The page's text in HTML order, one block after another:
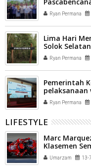
Ryan Permana
Lima Hari
Solok
Ryan Permana
Pemerintah
pelaksanaan
(HPV) bagi
masyarakat
Ryan Permana
LIFESTYLE
Marc
Klasemen
Umarzam 13-